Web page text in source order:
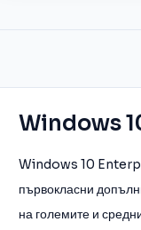
Windows
Windows 10
първокласни
на големите и